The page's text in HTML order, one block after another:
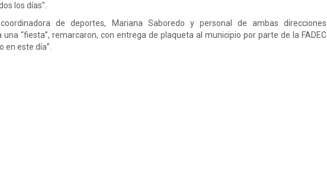
los días”.
de deportes, Mariana Saboredo y personal de ambas direcciones
“fiesta”, remarcaron, con entrega de plaqueta al municipio por parte de la FADEC
en este día”.